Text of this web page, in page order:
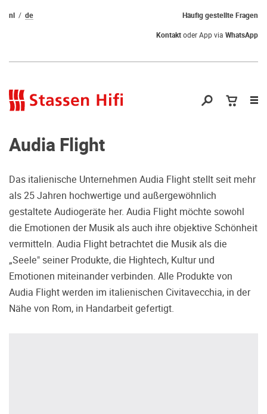
Qual der Wahl?
Warum kommen Sie nicht vorbei und
hören erstmal Probe? Dadurch stellen
Sie sicher, dass Sie die richtige Wahl
treffen.
Oft werden Produkte auf Empfehlung
Dritter oder z.B. aufgrund einer Rezension
Häufig gestellte Fragen
nl
de
Kontaktoder App via WhatsApp
Audia Flight
Das italienische Unternehmen Audia Flight stellt seit mehr
als 25 Jahren hochwertige und außergewöhnlich
gestaltete Audiogeräte her. Audia Flight möchte sowohl
die Emotionen der Musik als auch ihre objektive Schönheit
vermitteln. Audia Flight betrachtet die Musik als die
„Seele" seiner Produkte, die Hightech, Kultur und
Emotionen miteinander verbinden. Alle Produkte von
Audia Flight werden im italienischen Civitavecchia, in der
Nähe von Rom, in Handarbeit gefertigt.